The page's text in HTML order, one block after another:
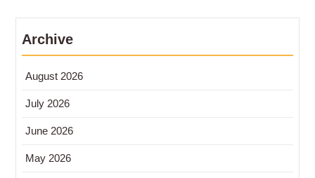
Archive
August 2026
July 2026
June 2026
May 2026